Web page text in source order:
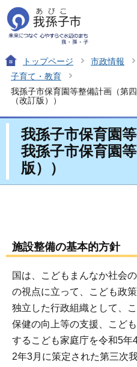
トップページ 市政情報
子育て・教育
我孫子市保育園等整備計画（第
（改訂版））
我孫子市保育園
我孫子市保育園
版））
施設整備の基本的方針
国は、こどもまんなか社会
の視点に立って、こども政
独立した行政組織として、
保健の向上等の支援、こど
するこども家庭庁を令和5年
2年3月に策定された第三次